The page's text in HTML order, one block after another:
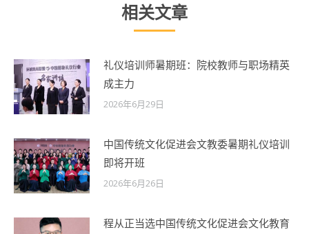
相关文章
礼仪培训师暑期班：院校教师与职场精英
成主力
2026年6月29日
中国传统文化促进会文教委暑期礼仪培训
即将开班
2026年6月26日
程从正当选中国传统文化促进会文化教育